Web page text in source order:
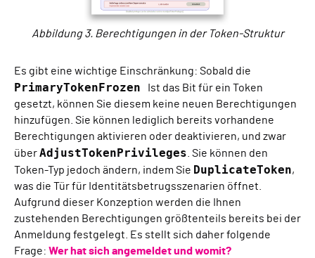
Abbildung 3. Berechtigungen in der Token-Struktur
Es gibt eine wichtige Einschränkung: Sobald die
PrimaryTokenFrozen
Ist das Bit für ein Token
gesetzt, können Sie diesem keine neuen Berechtigungen
hinzufügen. Sie können lediglich bereits vorhandene
Berechtigungen aktivieren oder deaktivieren, und zwar
überAdjustTokenPrivileges. Sie können den
Token-Typ jedoch ändern, indem Sie DuplicateToken,
was die Tür für Identitätsbetrugsszenarien öffnet.
Aufgrund dieser Konzeption werden die Ihnen
zustehenden Berechtigungen größtenteils bereits bei der
Anmeldung festgelegt. Es stellt sich daher folgende
Frage: Wer hat sich angemeldet und womit?